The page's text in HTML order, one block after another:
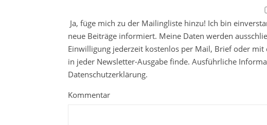
Ja, füge mich zu der Mailingliste hinzu! Ich bin
neue Beiträge informiert. Meine Daten werden
Einwilligung jederzeit kostenlos per Mail, Brief oder
in jeder Newsletter-Ausgabe finde. Ausführliche
Datenschutzerklärung.
Kommentar